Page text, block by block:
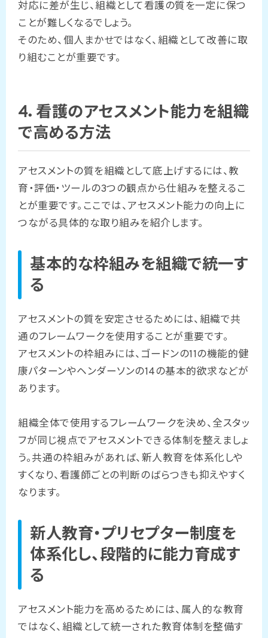
対応に差が生じ、組織として看護の質を一定に保つ
ことが難しくなるでしょう。
そのため、個人まかせではなく、組織として改善に取
り組むことが重要です。
4．看護のアセスメント能力を組織
で高める方法
アセスメントの質を組織として底上げするには、教
育・評価・ツールの3つの観点から仕組みを整えるこ
とが重要です。ここでは、アセスメント能力の向上に
つながる具体的な取り組みを紹介します。
基本的な枠組みを組織で統一す
る
アセスメントの質を安定させるためには、組織で共
通のフレームワークを使用することが重要です。
アセスメントの枠組みには、ゴードンの11の機能的健
康パターンやヘンダーソンの14の基本的欲求などが
あります。
組織全体で使用するフレームワークを決め、全スタッ
フが同じ視点でアセスメントできる体制を整えましょ
う。共通の枠組みがあれば、新人教育を体系化しや
すくなり、看護師ごとの判断のばらつきも抑えやすく
なります。
新人教育・プリセプター制度を
体系化し、段階的に能力育成す
る
アセスメント能力を高めるためには、属人的な教育
ではなく、組織として統一された教育体制を整備す